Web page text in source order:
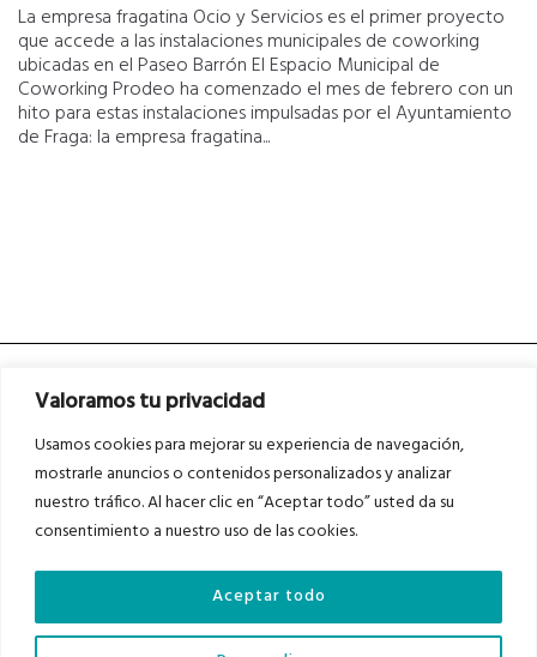
Valoramos tu privacidad
Usamos cookies para mejorar su experiencia de navegación,
mostrarle anuncios o contenidos personalizados y analizar
nuestro tráfico. Al hacer clic en “Aceptar todo” usted da su
consentimiento a nuestro uso de las cookies.
Aceptar todo
La empresa fragatina Ocio y Servicios es el primer proyecto
que accede a las instalaciones municipales de coworking
ubicadas en el Paseo Barrón El Espacio Municipal de
Coworking Prodeo ha comenzado el mes de febrero con un
hito para estas instalaciones impulsadas por el Ayuntamiento
de Fraga: la empresa fragatina...
Asociados a
Auditados por